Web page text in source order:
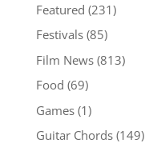
Featured (231)
Festivals(85)
Film News(813)
Food (69)
Games(1)
Guitar Chords(149)